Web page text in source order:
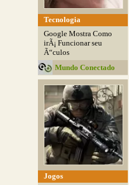
Tecnologia
Google Mostra Como
irÃ¡ Funcionar seu
Ã“culos
Mundo Conectado
Jogos